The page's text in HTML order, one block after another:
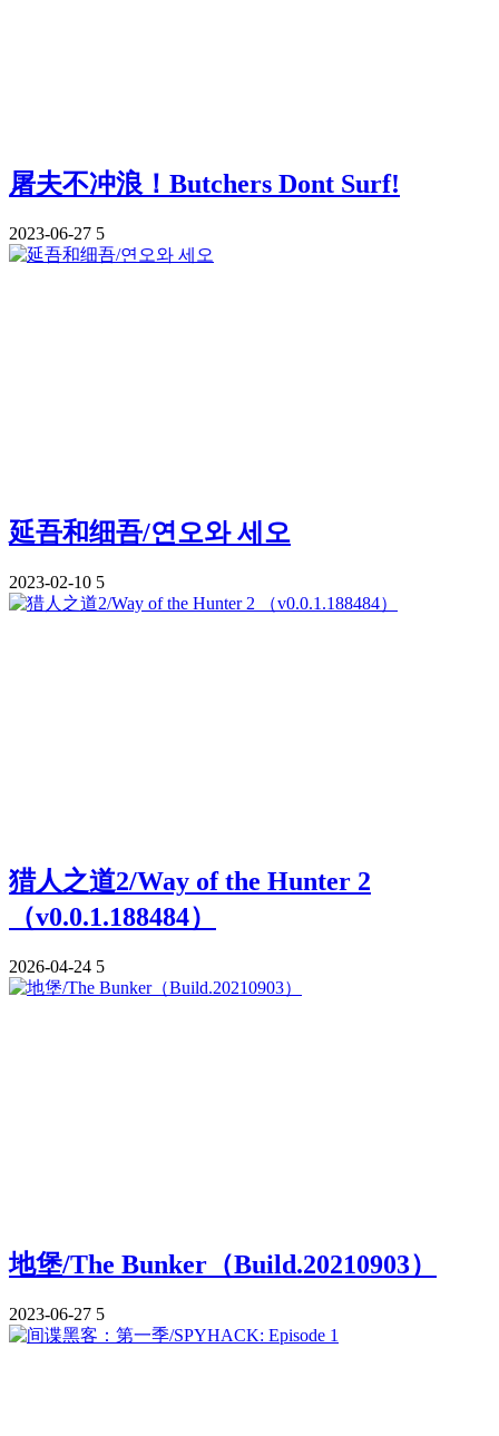
屠夫不冲浪！Butchers Dont Surf!
2023-06-27 5
延吾和细吾/연오와 세오
2023-02-10 5
猎人之道2/Way of the Hunter 2
（v0.0.1.188484）
2026-04-24 5
地堡/The Bunker（Build.20210903）
2023-06-27 5